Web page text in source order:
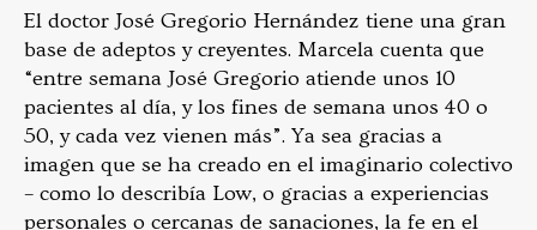
El doctor José Gregorio Hernández tiene una gran
base de adeptos y creyentes. Marcela cuenta que
“entre semana José Gregorio atiende unos 10
pacientes al día, y los fines de semana unos 40 o
50, y cada vez vienen más”. Ya sea gracias a
imagen que se ha creado en el imaginario colectivo
– como lo describía Low, o gracias a experiencias
personales o cercanas de sanaciones, la fe en el